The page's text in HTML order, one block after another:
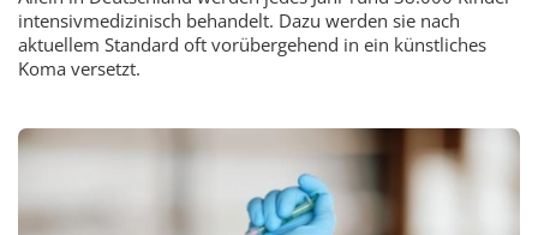
intensivmedizinisch behandelt. Dazu werden sie nach
aktuellem Standard oft vorübergehend in ein künstliches
Koma versetzt.